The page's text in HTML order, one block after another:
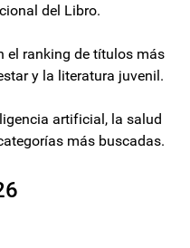
del Libro.
el ranking de títulos más
y la literatura juvenil.
artificial, la salud
más buscadas.